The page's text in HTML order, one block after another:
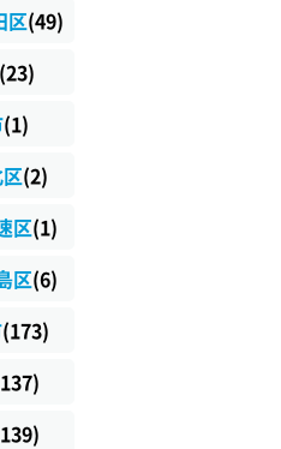
区(49)
(1)
(2)
区(1)
区(6)
(173)